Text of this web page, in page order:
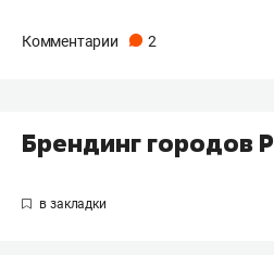
Комментарии 2
Брендинг городов